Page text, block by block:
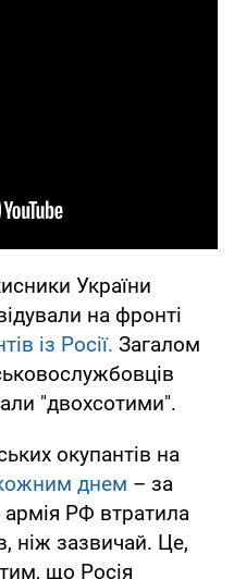
України
на фронті
із Росії. Загалом
"двохсотими".
окупантів на
днем – за
РФ втратила
ніж зазвичай. Це,
що Росія